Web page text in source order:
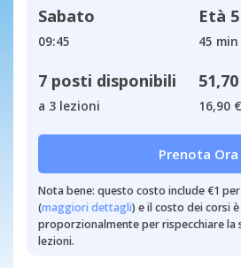
Sabato
09:45
Età
45 min
7 posti disponibili
a 3 lezioni 16,90
Prenota Ora
Nota bene: questo costo include €1
(maggiori dettagli) e il costo dei corsi
proporzionalmente per rispecchiare la
lezioni.